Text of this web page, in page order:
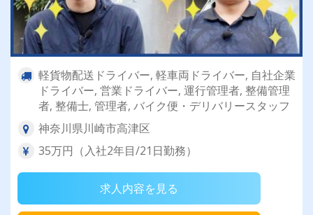
軽貨物配送ドライバー, 軽車両ドライバー, 自社企業
ドライバー, 営業ドライバー, 運行管理者, 整備管理
者, 整備士, 管理者, バイク便・デリバリースタッフ
神奈川県川崎市高津区
35万円（入社2年目/21日勤務）
求人内容を見る